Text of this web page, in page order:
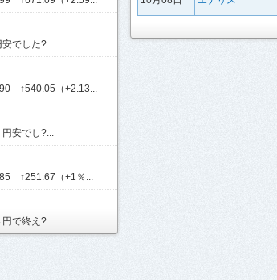
でした?...
↑540.05（+2.13...
安でし?...
↑251.67（+1％...
で終え?...